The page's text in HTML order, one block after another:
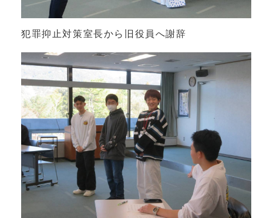
犯罪抑止対策室長から旧役員へ謝辞